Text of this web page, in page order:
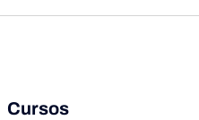
Cursos